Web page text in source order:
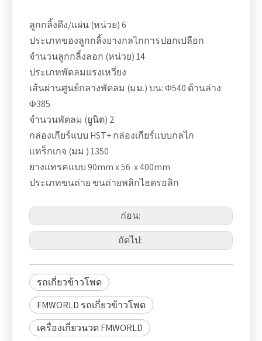
ลูกกลิ้งดึง/แผ่น (หน่วย) 6
ประเภทของลูกกลิ้งยางกลไกการปอกเปลือก
จำนวนลูกกลิ้งลอก (หน่วย) 14
ประเภทพัดลมแรงเหวี่ยง
เส้นผ่านศูนย์กลางพัดลม (มม.) บน: Φ540 ด้านล่าง:
Φ385
จำนวนพัดลม (ยูนิต) 2
กล่องเกียร์แบบ HST+ กล่องเกียร์แบบกลไก
แทร็กเกจ (มม.) 1350
ยางแทรคแบบ 90mm x 56 x 400mm
ประเภทขนถ่าย ขนถ่ายพลิกไฮดรอลิก
ก่อน:
ถัดไป:
รถเกี่ยวข้าวโพด
FMWORLD รถเกี่ยวข้าวโพด
เครื่องเกี่ยวนวด FMWORLD